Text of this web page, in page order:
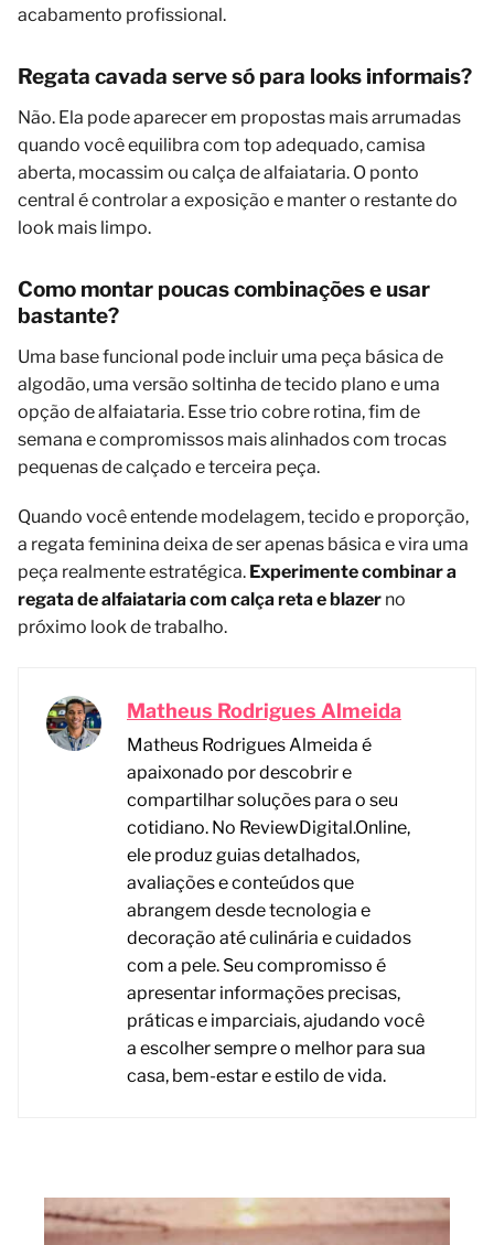
acabamento profissional.
Regata cavada serve só para looks informais?
Não. Ela pode aparecer em propostas mais arrumadas
quando você equilibra com top adequado, camisa
aberta, mocassim ou calça de alfaiataria. O ponto
central é controlar a exposição e manter o restante do
look mais limpo.
Como montar poucas combinações e usar
bastante?
Uma base funcional pode incluir uma peça básica de
algodão, uma versão soltinha de tecido plano e uma
opção de alfaiataria. Esse trio cobre rotina, fim de
semana e compromissos mais alinhados com trocas
pequenas de calçado e terceira peça.
Quando você entende modelagem, tecido e proporção,
a regata feminina deixa de ser apenas básica e vira uma
peça realmente estratégica. Experimente combinar a
regata de alfaiataria com calça reta e blazer no
próximo look de trabalho.
Matheus Rodrigues Almeida
Matheus Rodrigues Almeida é
apaixonado por descobrir e
compartilhar soluções para o seu
cotidiano. No ReviewDigital.Online,
ele produz guias detalhados,
avaliações e conteúdos que
abrangem desde tecnologia e
decoração até culinária e cuidados
com a pele. Seu compromisso é
apresentar informações precisas,
práticas e imparciais, ajudando você
a escolher sempre o melhor para sua
casa, bem-estar e estilo de vida.